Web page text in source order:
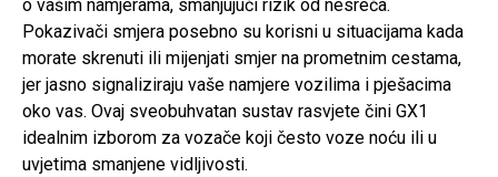
o vašim namjerama, smanjujući rizik od nesreća.
Pokazivači smjera posebno su korisni u situacijama kada
morate skrenuti ili mijenjati smjer na prometnim cestama,
jer jasno signaliziraju vaše namjere vozilima i pješacima
oko vas. Ovaj sveobuhvatan sustav rasvjete čini GX1
idealnim izborom za vozače koji često voze noću ili u
uvjetima smanjene vidljivosti.